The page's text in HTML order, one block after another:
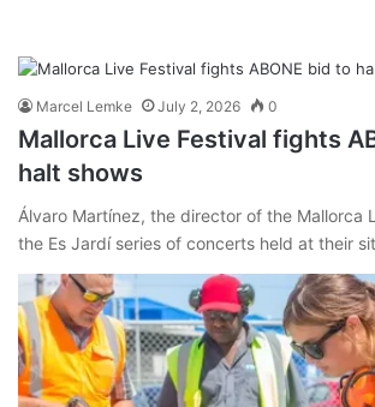
Marcel Lemke July 2, 2026 0
Mallorca Live Festival fights
halt shows
Álvaro Martínez, the director of the Mallorca
the Es Jardí series of concerts held at their